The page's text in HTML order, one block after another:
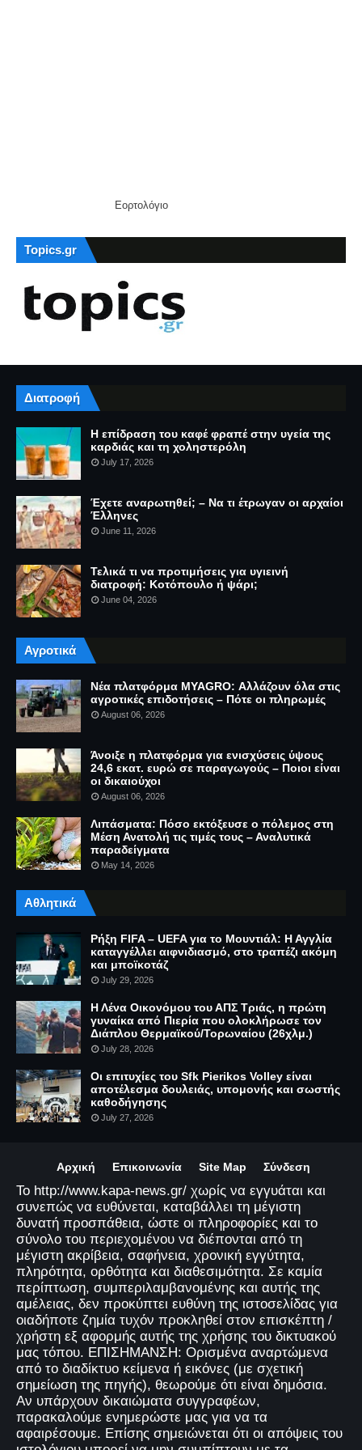
Εορτολόγιο
Topics.gr
Διατροφή
Η επίδραση του καφέ φραπέ στην υγεία της
καρδιάς και τη χοληστερόλη
July 17, 2026
Έχετε αναρωτηθεί; – Να τι έτρωγαν οι αρχαίοι
Έλληνες
June 11, 2026
Τελικά τι να προτιμήσεις για υγιεινή
διατροφή: Κοτόπουλο ή ψάρι;
June 04, 2026
Αγροτικά
Νέα πλατφόρμα MYAGRO: Αλλάζουν όλα στις
αγροτικές επιδοτήσεις – Πότε οι πληρωμές
August 06, 2026
Άνοιξε η πλατφόρμα για ενισχύσεις ύψους
24,6 εκατ. ευρώ σε παραγωγούς – Ποιοι είναι
οι δικαιούχοι
August 06, 2026
Λιπάσματα: Πόσο εκτόξευσε ο πόλεμος στη
Μέση Ανατολή τις τιμές τους – Αναλυτικά
παραδείγματα
May 14, 2026
Αθλητικά
Ρήξη FIFA – UEFA για το Μουντιάλ: Η Αγγλία
καταγγέλλει αιφνιδιασμό, στο τραπέζι ακόμη
και μποϊκοτάζ
July 29, 2026
Η Λένα Οικονόμου του ΑΠΣ Τριάς, η πρώτη
γυναίκα από Πιερία που ολοκλήρωσε τον
Διάπλου Θερμαϊκού/Τορωναίου (26χλμ.)
July 28, 2026
Οι επιτυχίες του Sfk Pierikos Volley είναι
αποτέλεσμα δουλειάς, υπομονής και σωστής
καθοδήγησης
July 27, 2026
Αρχική Επικοινωνία Site Map Σύνδεση
Το http://www.kapa-news.gr/ χωρίς να εγγυάται και
συνεπώς να ευθύνεται, καταβάλλει τη μέγιστη
δυνατή προσπάθεια, ώστε οι πληροφορίες και το
σύνολο του περιεχομένου να διέπονται από τη
μέγιστη ακρίβεια, σαφήνεια, χρονική εγγύτητα,
πληρότητα, ορθότητα και διαθεσιμότητα. Σε καμία
περίπτωση, συμπεριλαμβανομένης και αυτής της
αμέλειας, δεν προκύπτει ευθύνη της ιστοσελίδας για
οιαδήποτε ζημία τυχόν προκληθεί στον επισκέπτη /
χρήστη εξ αφορμής αυτής της χρήσης του δικτυακού
μας τόπου. ΕΠΙΣΗΜΑΝΣΗ: Ορισμένα αναρτώμενα
από το διαδίκτυο κείμενα ή εικόνες (με σχετική
σημείωση της πηγής), θεωρούμε ότι είναι δημόσια.
Αν υπάρχουν δικαιώματα συγγραφέων,
παρακαλούμε ενημερώστε μας για να τα
αφαιρέσουμε. Επίσης σημειώνεται ότι οι απόψεις του